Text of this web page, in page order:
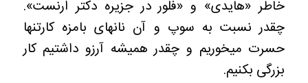
خاطر «هایدی» و «فلور در جزیره دکتر ارنست».
چقدر نسبت به سوپ و آن نانهای بامزه کارتنها
حسرت میخوریم و چقدر همیشه آرزو داشتیم کار
بزرگی بکنیم.